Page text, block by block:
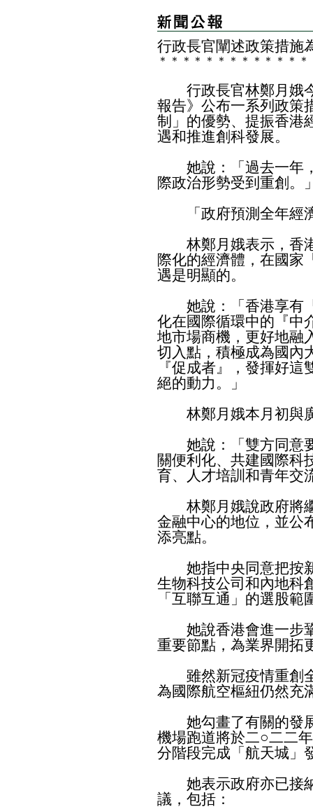
行政長官闡述政策措施
＊ ＊ ＊ ＊ ＊ ＊ ＊ ＊ ＊ ＊ ＊ ＊ ＊
行政長官林鄭月娥今
報告》公布一系列政策
制」的優勢、提振香港
遇和推進創科發展。
她說：「過去一年，
際政治形勢受到重創。
「政府預測全年經
林鄭月娥表示，香港
際化的經濟體，在國家
遇是明顯的。
她說：「香港享有『
化在國際循環中的『中
地市場商機，更好地融
切入點，積極成為國內
『促成者』，發揮好
絕的動力。」
林鄭月娥本月初與廣
她說：「雙方同意要
關便利化、共建國際科
育、人才培訓和青年交
林鄭月娥說政府將繼
金融中心的地位，並公
添亮點。
她指中央同意把按新
生物科技公司和內地科
「互聯互通」的選股範
她說香港會進一步鞏
重要節點，為業界開拓
雖然新冠疫情重創全
為國際航空樞紐仍然充
她勾畫了有關的發展
機場跑道將於二○二二
分階段完成「航天城」
她表示政府亦已接納
議，包括：